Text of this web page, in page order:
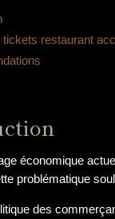
tickets restaurant
économique
problématique
des